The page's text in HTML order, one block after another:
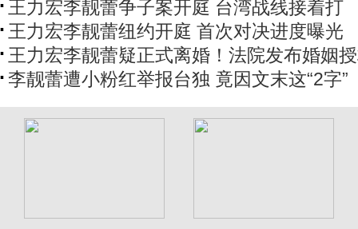
王力宏李靓蕾争子案开庭 台湾战线接着打
王力宏李靓蕾纽约开庭 首次对决进度曝光
王力宏李靓蕾疑正式离婚！法院发布婚姻
李靓蕾遭小粉红举报台独 竟因文末这“2字”